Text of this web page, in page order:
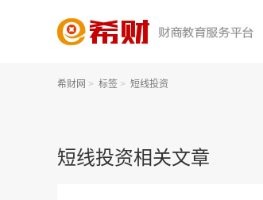
希财网 > 标签 > 短线投资
短线投资相关文章